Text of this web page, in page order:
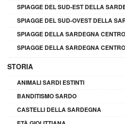
SPIAGGE DEL SUD-EST DELLA
SPIAGGE DEL SUD-OVEST DELLA
SPIAGGE DELLA SARDEGNA
SPIAGGE DELLA SARDEGNA
STORIA
ANIMALI SARDI ESTINTI
BANDITISMO SARDO
CASTELLI DELLA SARDEGNA